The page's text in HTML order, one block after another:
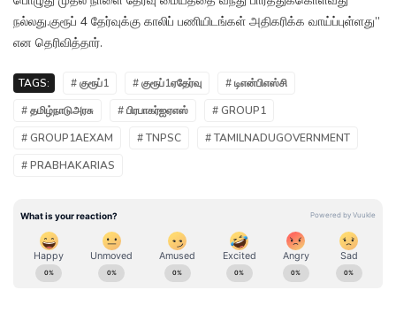
நல்லது.குரூப் 4 தேர்வுக்கு காலிப் பணியிடங்கள் அதிகரிக்க வாய்ப்புள்ளது”
என தெரிவித்தார்.
TAGS: # குரூப்1 # குரூப்1ஏதேர்வு
# டிஎன்பிஎஸ்சி
# தமிழ்நாடுஅரசு
# பிரபாகர்ஐஏஎஸ்
# GROUP1
# GROUP1AEXAM
# TNPSC
# TAMILNADUGOVERNMENT
# PRABHAKARIAS